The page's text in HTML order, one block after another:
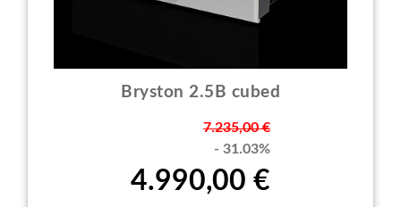
Bryston 2.5B cubed
7.235,00 €
- 31.03%
4.990,00 €